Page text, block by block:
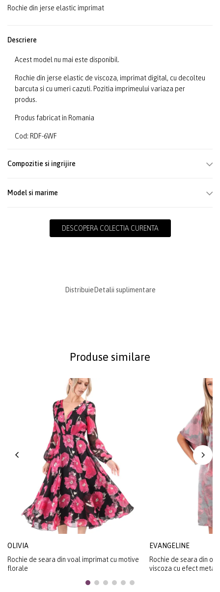
Rochie din jerse elastic imprimat
Descriere
Acest model nu mai este disponibil.
Rochie din jerse elastic de viscoza, imprimat digital, cu decolteu
barcuta si cu umeri cazuti. Pozitia imprimeului variaza per
produs.
Produs fabricat in Romania
Cod: RDF-6WF
Compozitie si ingrijire
Model si marime
DESCOPERA COLECTIA CURENTA
Distribuie Detalii suplimentare
Produse similare
OLIVIA
Rochie de seara din voal imprimat cu motive
florale
EVANGELINE
Rochie de seara din
viscoza cu efect